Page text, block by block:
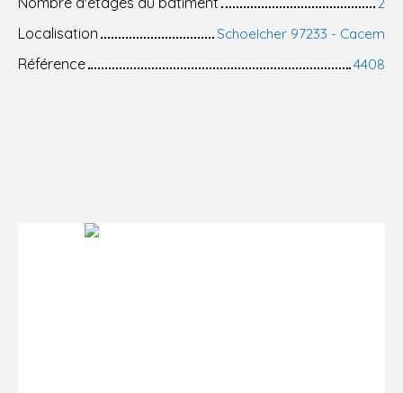
Localisation
Schoelcher 97233 - Cacem
Référence
4408